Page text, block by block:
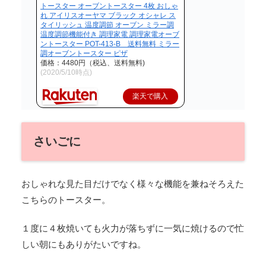
トースター オーブントースター 4枚 おしゃ
れ アイリスオーヤマ ブラック オシャレ ス
タイリッシュ 温度調節 オーブン ミラー調
温度調節機能付き 調理家電 調理家電オーブ
ントースター POT-413-B 送料無料 ミラー
調オーブントースター ピザ
価格：4480円（税込、送料無料)
(2020/5/10時点)
楽天で購入
さいごに
おしゃれな見た目だけでなく様々な機能を兼ねそろえた
こちらのトースター。
１度に４枚焼いても火力が落ちずに一気に焼けるので忙
しい朝にもありがたいですね。